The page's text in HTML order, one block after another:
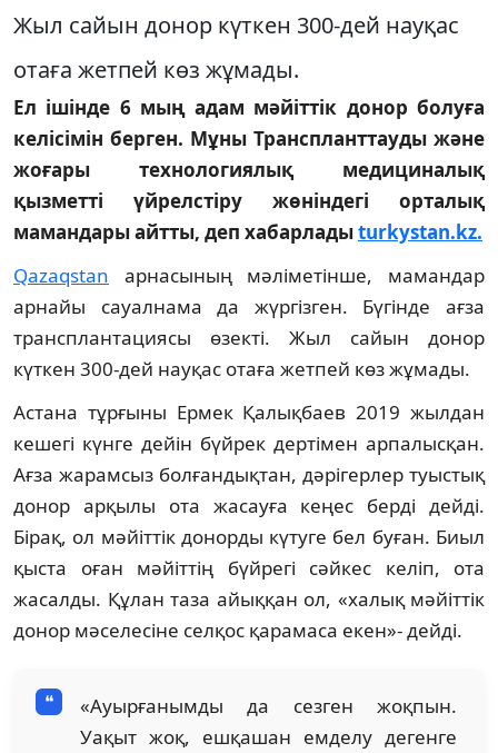
Жыл сайын донор күткен 300-дей науқас
отаға жетпей көз жұмады.
Ел ішінде 6 мың адам мәйіттік донор болуға
келісімін берген. Мұны Транспланттауды және
жоғары технологиялық медициналық
қызметті үйрелстіру жөніндегі орталық
мамандары айтты, деп хабарладыturkystan.kz.
Qazaqstan арнасының мәліметінше, мамандар
арнайы сауалнама да жүргізген. Бүгінде ағза
трансплантациясы өзекті. Жыл сайын донор
күткен 300-дей науқас отаға жетпей көз жұмады.
Астана тұрғыны Ермек Қалықбаев 2019 жылдан
кешегі күнге дейін бүйрек дертімен арпалысқан.
Ағза жарамсыз болғандықтан, дәрігерлер туыстық
донор арқылы ота жасауға кеңес берді дейді.
Бірақ, ол мәйіттік донорды күтуге бел буған. Биыл
қыста оған мәйіттің бүйрегі сәйкес келіп, ота
жасалды. Құлан таза айыққан ол, «халық мәйіттік
донор мәселесіне селқос қарамаса екен»- дейді.
«Ауырғанымды да сезген жоқпын.
Уақыт жоқ, ешқашан емделу дегенге